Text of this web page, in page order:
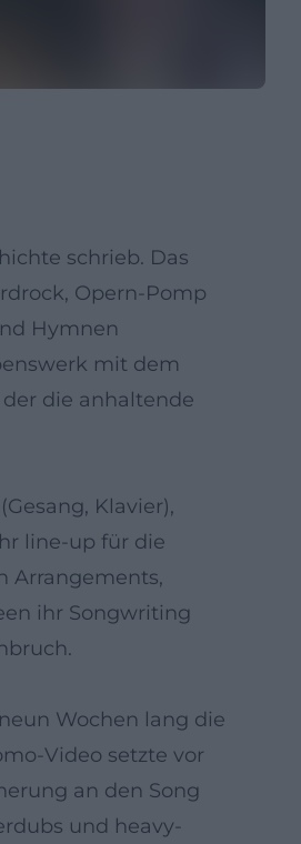
schrieb. Das
Opern-Pomp
Hymnen
mit dem
die anhaltende
Klavier),
line-up für die
Arrangements,
ihr Songwriting
Wochen lang die
Video setzte vor
an den Song
und heavy-